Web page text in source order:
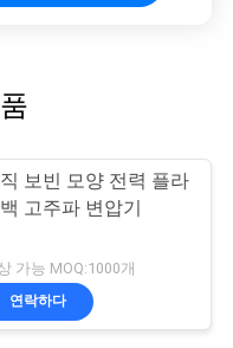
보빈 모양 전력 플라
고주파 변압기
가능 MOQ:1000개
연락하다